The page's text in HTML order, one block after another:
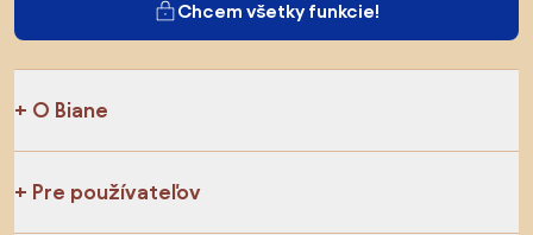
Chcem všetky funkcie!
O Biane
Pre používateľov